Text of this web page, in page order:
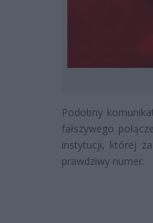
Podobny
fałszywego
instytucji, której
prawdziwy numer.